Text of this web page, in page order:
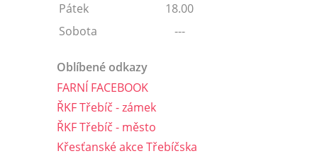
Pátek
18.00
Sobota
---
Oblíbené odkazy
FARNÍ FACEBOOK
ŘKF Třebíč - zámek
ŘKF Třebíč - město
Křesťanské akce Třebíčska